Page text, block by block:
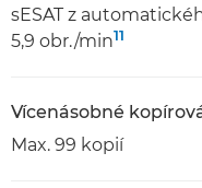
sESAT z
5,9 obr./min11
Vícenásobné
Max. 99 kopií